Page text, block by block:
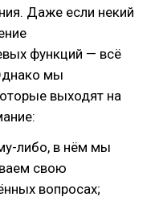
Даже если некий
функций — всё
мы
выходят на
либо, в нём мы
свою
вопросах;